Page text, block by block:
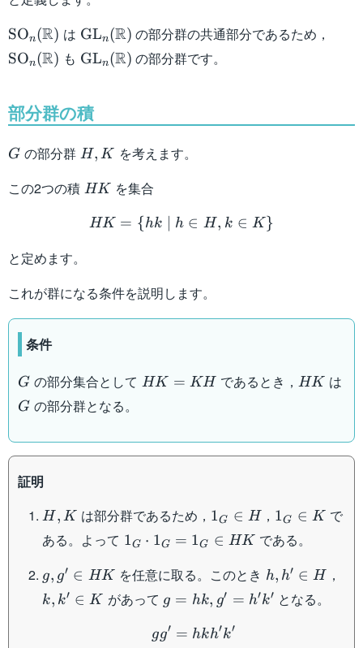
\mathrm{SO}_n
(\mathbb{R})
SOn(R) は \mathrm{GL}_n
(\mathbb{R})
GLn(R) の部分群の共通部分であるため，
SOn(R) も \mathrm{GL}_n
GLn(R) の部分群です。
部分群の積
G
G の部分群 H,K
H, K を考えます。
この2つの積 HK
HK を集合
HK = {hk h ∈ H, k ∈ K}
と定めます。
これが群になる条件を説明します。
条件
G
G の部分集合として HK
HK = KH であるとき，HK
HK は
G
G の部分群となる。
証明
H,K
H , K は部分群であるため， 1_G
\in
H
1G ∈ H ， 1_G
\in
K
1G ∈ K で
ある。よって 1_G
1_G
=
1_G
1G ⋅ 1G = 1G ∈ HK である。
g,g'
\in
HK
g, g′ ∈ HKを任意に取る。このとき h,h'
\in
H
h, h′ ∈ H ，
k, k′ ∈ K があって g = hk
g'=h'k'
g = hk, g′ = h′k′ となる。
gg′ = hkh′k′